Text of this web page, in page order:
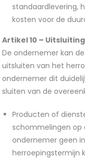
standaardlevering,
kosten voor de
Artikel 10 –
De ondernemer kan
uitsluiten van het
ondernemer dit
sluiten van de
Producten of
schommelingen op
ondernemer geen
herroepingstermijn